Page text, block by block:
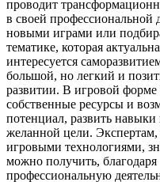
проводит
в своей профессиональной
новыми играми или
тематике, которая
интересуется
большой, но легкий и
развитии. В игровой форме
собственные ресурсы и
потенциал, развить
желанной цели.
игровыми технологиями,
можно получить,
профессиональную